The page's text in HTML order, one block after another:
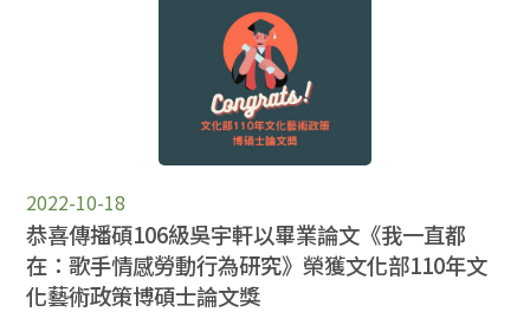
2022-10-18
恭喜傳播碩106級吳宇軒以畢業論文《我一直都
在：歌手情感勞動行為研究》榮獲文化部110年文
化藝術政策博碩士論文獎